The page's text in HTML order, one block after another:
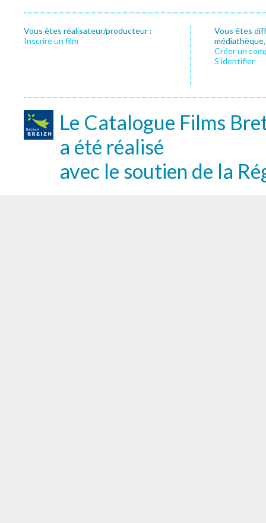
Vous êtes réalisateur/producteur :
Inscrire un film
Vous êtes
Créer un
S’identifier
Le Catalogue Films
a été réalisé
avec le soutien de la